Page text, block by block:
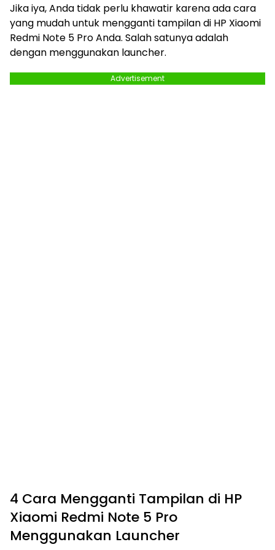
Jika iya, Anda tidak perlu khawatir karena ada cara
yang mudah untuk mengganti tampilan di HP Xiaomi
Redmi Note 5 Pro Anda. Salah satunya adalah
dengan menggunakan launcher.
Advertisement
4 Cara Mengganti Tampilan di HP
Xiaomi Redmi Note 5 Pro
Menggunakan Launcher